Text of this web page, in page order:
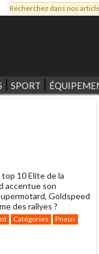
Formulaire de
Rechercher
SPORT
10 Elite de la
accentue son
Goldspeed
des rallyes ?
Catégories
Pneus